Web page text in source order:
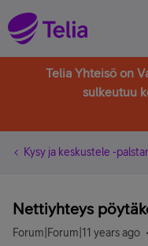
Telia Yhteisö on
sulkeutuu
Kysy ja keskustele -
Nettiyhteys
Forum|Forum|11 years ago